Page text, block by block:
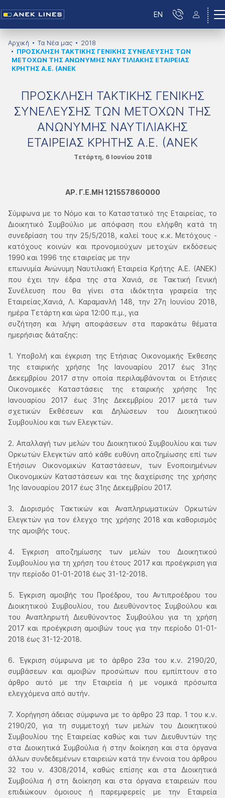
EN
Αρχική Τα Νέα μας
2018
ΠΡΟΣΚΛΗΣΗ ΤΑΚΤΙΚΗΣ ΓΕΝΙΚΗΣ ΣΥΝΕΛΕΥΣΗΣ ΤΩΝ
ΜΕΤΟΧΩΝ ΤΗΣ ΑΝΩΝΥΜΗΣ ΝΑΥΤΙΛΙΑΚΗΣ ΕΤΑΙΡΕΙΑΣ
ΚΡΗΤΗΣ Α.Ε. (ΑΝΕΚ
ΠΡΟΣΚΛΗΣΗ ΤΑΚΤΙΚΗΣ ΓΕΝΙΚΗΣ
ΣΥΝΕΛΕΥΣΗΣ ΤΩΝ ΜΕΤΟΧΩΝ ΤΗΣ
ΑΝΩΝΥΜΗΣ ΝΑΥΤΙΛΙΑΚΗΣ
ΕΤΑΙΡΕΙΑΣ ΚΡΗΤΗΣ Α.Ε. (ΑΝΕΚ
Τετάρτη, 6 Ιουνίου 2018
AΡ. Γ.Ε.ΜΗ 121557860000
Σύμφωνα με το Νόμο και το Καταστατικό της Εταιρείας, το
Διοικητικό Συμβούλιο με απόφαση που ελήφθη κατά τη
συνεδρίαση του την 25/5/2018, καλεί τους κ.κ. Mετόχους -
κατόχους κοινών και προνομιούχων μετοχών εκδόσεως
1990 και 1996 της εταιρείας με την
επωνυμία Ανώνυμη Ναυτιλιακή Εταιρεία Κρήτης Α.Ε. (ΑΝΕΚ)
που έχει την έδρα της στα Χανιά, σε Τακτική Γενική
Συνέλευση που θα γίνει στα ιδιόκτητα γραφεία της
Εταιρείας,Χανιά, Λ. Καραμανλή 148, την 27η Ιουνίου 2018,
ημέρα Τετάρτη και ώρα 12:00 π.μ., για
συζήτηση και λήψη αποφάσεων στα παρακάτω θέματα
ημερήσιας διάταξης:
1. Υποβολή και έγκριση της Ετήσιας Οικονομικής Έκθεσης
της εταιρικής χρήσης 1ης Ιανουαρίου 2017 έως 31ης
Δεκεμβρίου 2017 στην οποία περιλαμβάνονται οι Ετήσιες
Οικονομικές Καταστάσεις της εταιρικής χρήσης 1ης
Ιανουαρίου 2017 έως 31ης Δεκεμβρίου 2017 μετά των
σχετικών Εκθέσεων και Δηλώσεων του Διοικητικού
Συμβουλίου και των Ελεγκτών.
2. Απαλλαγή των μελών του Διοικητικού Συμβουλίου και των
Ορκωτών Ελεγκτών από κάθε ευθύνη αποζημίωσης επί των
Ετήσιων Οικονομικών Καταστάσεων, των Ενοποιημένων
Οικονομικών Καταστάσεων και της διαχείρισης της χρήσης
1ης Ιανουαρίου 2017 έως 31ης Δεκεμβρίου 2017.
3. Διορισμός Τακτικών και Αναπληρωματικών Ορκωτών
Ελεγκτών για τον έλεγχο της χρήσης 2018 και καθορισμός
της αμοιβής τους.
4. Έγκριση αποζημίωσης των μελών του Διοικητικού
Συμβουλίου για τη χρήση του έτους 2017 και προέγκριση για
την περίοδο 01-01-2018 έως 31-12-2018.
5. Έγκριση αμοιβής του Προέδρου, του Αντιπροέδρου του
Διοικητικού Συμβουλίου, του Διευθύνοντος Συμβούλου και
του Αναπληρωτή Διευθύνοντος Συμβούλου για τη χρήση
2017 και προέγκριση αμοιβών τους για την περίοδο 01-01-
2018 έως 31-12-2018.
6. Έγκριση σύμφωνα με το άρθρο 23α του κ.ν. 2190/20,
συμβάσεων και αμοιβών προσώπων που εμπίπτουν στο
άρθρο αυτό με την Εταιρεία ή με νομικά πρόσωπα
ελεγχόμενα από αυτήν.
7. Χορήγηση άδειας σύμφωνα με το άρθρο 23 παρ. 1 του κ.ν.
2190/20, για τη συμμετοχή των μελών του Διοικητικού
Συμβουλίου της Εταιρείας καθώς και των Διευθυντών της
στα Διοικητικά Συμβούλια ή στην διοίκηση και στα όργανα
άλλων συνδεδεμένων εταιρειών κατά την έννοια του άρθρου
32 του ν. 4308/2014, καθώς επίσης και στα Διοικητικά
Συμβούλια ή στη διοίκηση και στα όργανα εταιρειών που
επιδιώκουν όμοιους ή παρεμφερείς με την Εταιρεία